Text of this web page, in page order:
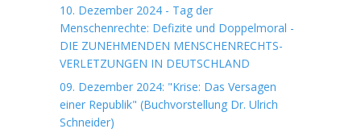
10. Dezember 2024 - Tag der
Menschenrechte: Defizite und Doppelmoral -
DIE ZUNEHMENDEN MENSCHENRECHTS-
VERLETZUNGEN IN DEUTSCHLAND
09. Dezember 2024: "Krise: Das Versagen
einer Republik" (Buchvorstellung Dr. Ulrich
Schneider)